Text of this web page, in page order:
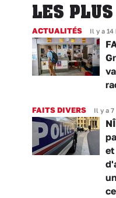
LES
ACTUALITÉS Il y a 14
FAITS DIVERS Il y a 7